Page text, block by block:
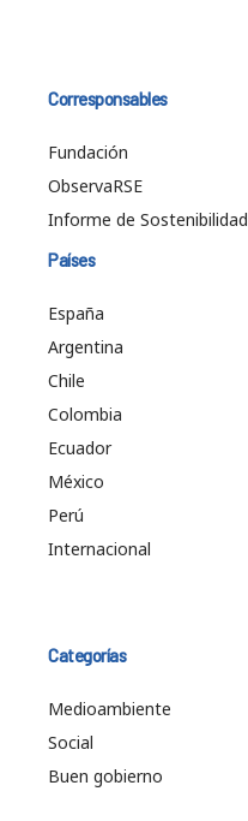
Corresponsables
Fundación
ObservaRSE
Informe de Sostenibilidad
Países
España
Argentina
Chile
Colombia
Ecuador
México
Perú
Internacional
Categorías
Medioambiente
Social
Buen gobierno